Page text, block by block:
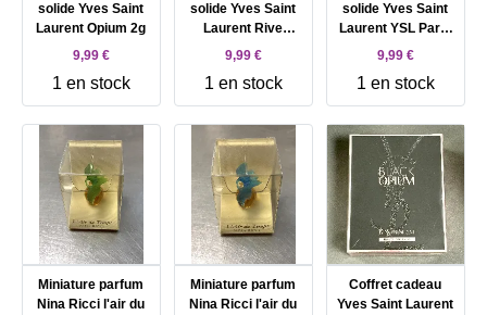
solide Yves Saint
Laurent Opium 2g
9,99 €
1 en stock
solide Yves Saint
Laurent Rive
Gauche 2g
9,99 €
1 en stock
solide Yves Saint
Laurent YSL Paris
2g
9,99 €
1 en stock
Miniature parfum
Nina Ricci l'air du
Miniature parfum
Nina Ricci l'air du
Coffret cadeau
Yves Saint Laurent